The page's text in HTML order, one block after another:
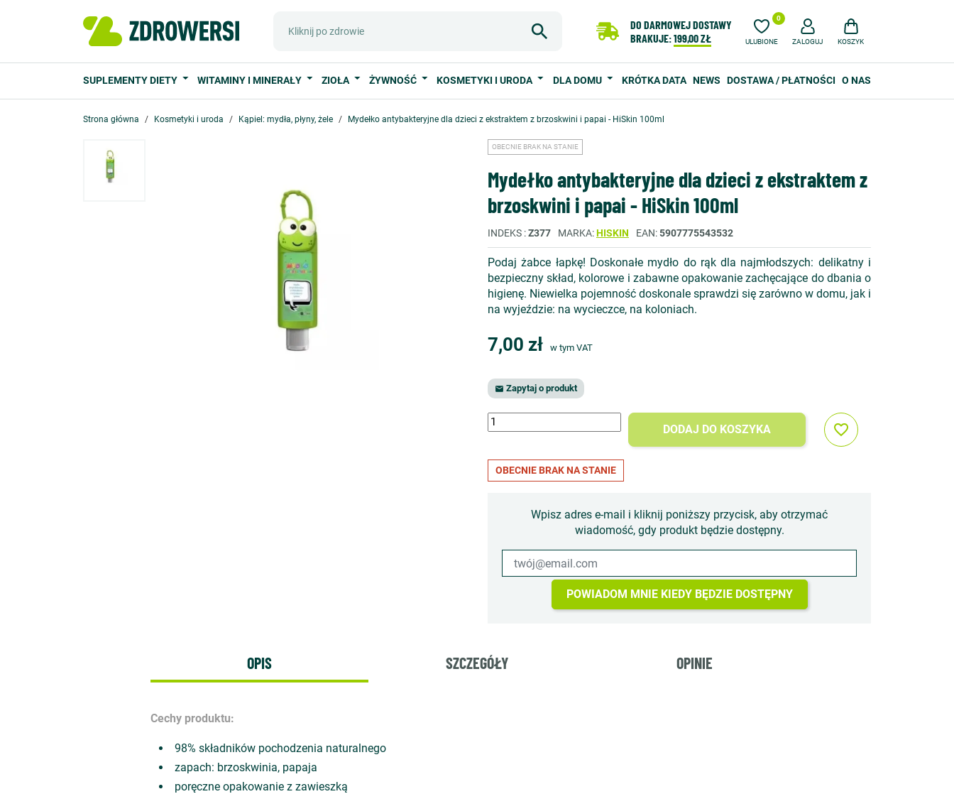
DO DARMOWEJ DOSTAWY
BRAKUJE:199,00 ZŁ ULUBIONE
0
ZALOGUJ KOSZYK
SUPLEMENTY DIETY WITAMINY I MINERAŁY ZIOŁA ŻYWNOŚĆ KOSMETYKI I URODA DLA DOMU KRÓTKA DATA NEWS DOSTAWA / PŁATNOŚCI O NAS
Strona główna Kosmetyki i uroda Kąpiel: mydła, płyny, żele Mydełko antybakteryjne dla dzieci z ekstraktem z brzoskwini i papai - HiSkin 100ml
OBECNIE BRAK NA STANIE
Mydełko antybakteryjne dla dzieci z ekstraktem z
brzoskwini i papai - HiSkin 100ml
INDEKS Z377 MARKA HISKIN EAN 5907775543532
Podaj żabce łapkę! Doskonałe mydło do rąk dla najmłodszych: delikatny i
bezpieczny skład, kolorowe i zabawne opakowanie zachęcające do dbania o
higienę. Niewielka pojemność doskonale sprawdzi się zarówno w domu, jak i
na wyjeździe: na wycieczce, na koloniach.
7,00 zł w tym VAT
 Zapytaj o produkt
DODAJ DO KOSZYKA favorite_border
OBECNIE BRAK NA STANIE
Wpisz adres e-mail i kliknij poniższy przycisk, aby otrzymać
wiadomość, gdy produkt będzie dostępny.
POWIADOM MNIE KIEDY BĘDZIE DOSTĘPNY
OPIS SZCZEGÓŁY OPINIE
Cechy produktu:
98% składników pochodzenia naturalnego
zapach: brzoskwinia, papaja
poręczne opakowanie z zawieszką